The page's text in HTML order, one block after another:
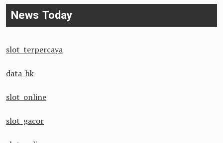
News Today
slot terpercaya
data hk
slot online
slot gacor